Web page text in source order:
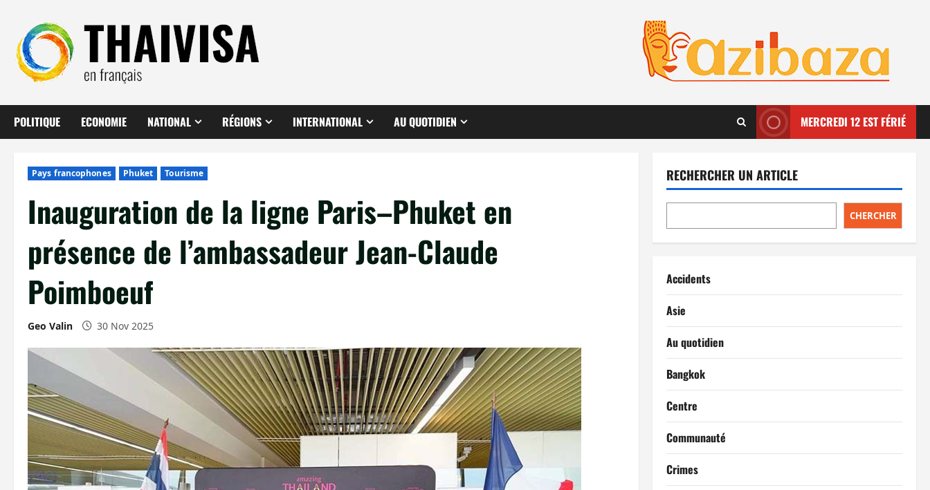
contenu
POLITIQUE ECONOMIE NATIONAL RÉGIONS INTERNATIONAL AU QUOTIDIEN MERCREDI 12 EST FÉRIÉ
Pays francophones Phuket Tourisme
Inauguration de la ligne Paris–Phuket en
présence de l’ambassadeur Jean-Claude
Poimboeuf
Geo Valin 30 Nov 2025
RECHERCHER UN ARTICLE
CHERCHER
Accidents
Asie
Au quotidien
Bangkok
Centre
Communauté
Crimes